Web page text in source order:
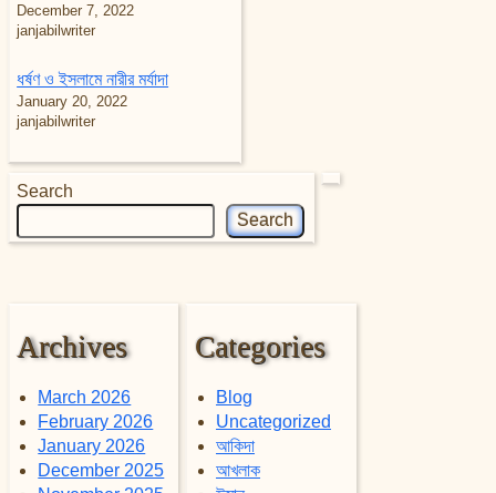
December 7, 2022
janjabilwriter
ধর্ষণ ও ইসলামে নারীর মর্যাদা
January 20, 2022
janjabilwriter
Search
Search
Archives
March 2026
February 2026
January 2026
December 2025
Categories
Blog
Uncategorized
আকিদা
আখলাক